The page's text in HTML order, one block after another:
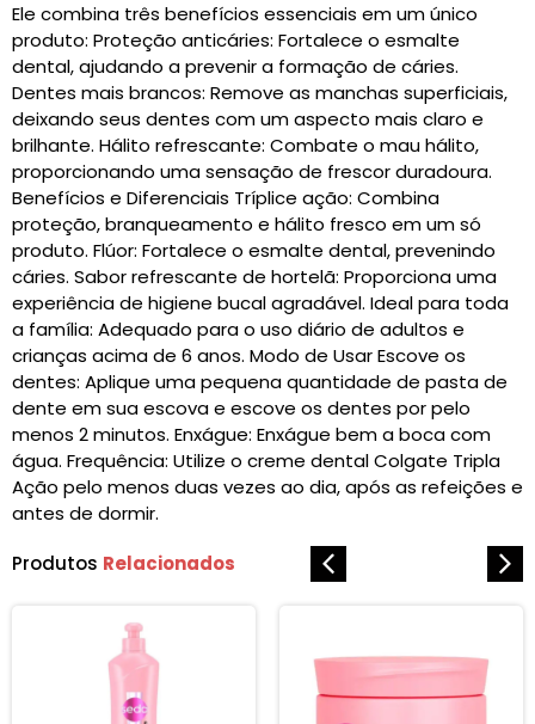
Ele combina três benefícios essenciais em um único
produto: Proteção anticáries: Fortalece o esmalte
dental, ajudando a prevenir a formação de cáries.
Dentes mais brancos: Remove as manchas superficiais,
deixando seus dentes com um aspecto mais claro e
brilhante. Hálito refrescante: Combate o mau hálito,
proporcionando uma sensação de frescor duradoura.
Benefícios e Diferenciais Tríplice ação: Combina
proteção, branqueamento e hálito fresco em um só
produto. Flúor: Fortalece o esmalte dental, prevenindo
cáries. Sabor refrescante de hortelã: Proporciona uma
experiência de higiene bucal agradável. Ideal para toda
a família: Adequado para o uso diário de adultos e
crianças acima de 6 anos. Modo de Usar Escove os
dentes: Aplique uma pequena quantidade de pasta de
dente em sua escova e escove os dentes por pelo
menos 2 minutos. Enxágue: Enxágue bem a boca com
água. Frequência: Utilize o creme dental Colgate Tripla
Ação pelo menos duas vezes ao dia, após as refeições e
antes de dormir.
Produtos Relacionados